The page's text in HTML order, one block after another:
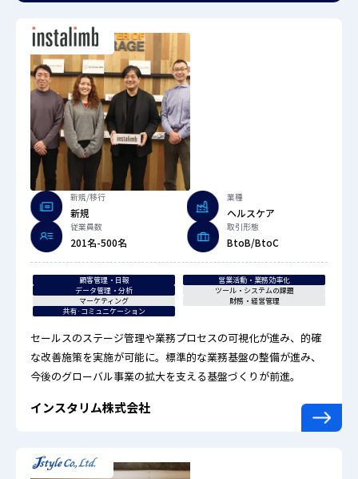
新規/移行
新規
業種
ヘルスケア
従業員数
201名-500名
取引形態
BtoB/BtoC
顧客管理・日報
営業活動・業務効率化
データ管理・分析
ツール・システムの課題
マーケティング
財務・経営管理
共有·コミュニケーション
セールスのステージ管理や業務プロセスの可視化が進み、的確
な改善施策を実施が可能に。標準的な業務基盤の整備が進み、
今後のグローバル事業の拡大を支える基盤づくりが前進。
インスタリム株式会社